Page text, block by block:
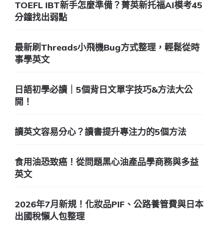
TOEFL IBT新手怎麼準備？菁英新托福AI模考45
分鐘找出弱點
最新刷Threads小飛機Bug方式整理，輕鬆從時
事學英文
日語初學必讀｜5個背日文單字技巧&方法大公
開！
讀英文容易分心？讀書提升專注力的5個方法
食用油恐致癌！從問題黑心油產品學商務與多益
英文
2026年7月新規！化妝品PIF、公路養管費與日本
出國稅懶人包整理